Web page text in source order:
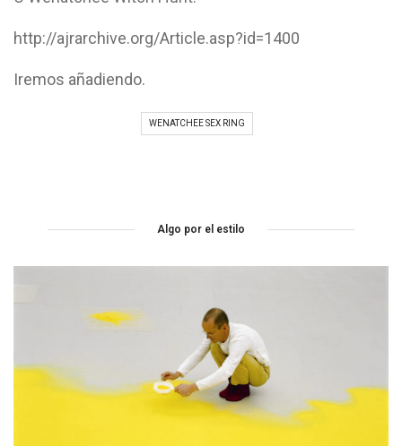
http://ajrarchive.org/Article.asp?id=1400
Iremos añadiendo.
WENATCHEE SEX RING
Algo por el estilo